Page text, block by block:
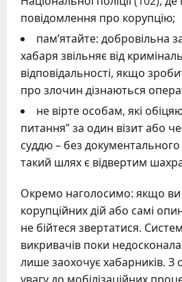
повідомлення про корупцію;
пам’ятайте: добровільна
хабаря звільняє від
відповідальності, якщо
про злочин дізнаються
не вірте особам, які
питання” за один візит або
суддю – без
такий шлях є відвертим
Окремо наголосимо: якщо ви
корупційних дій або самі
не бійтеся звертатися.
викривачів поки
лише заохочує хабарників. З